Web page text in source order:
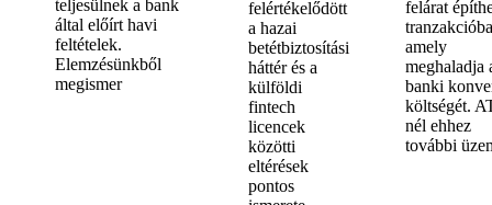
teljesülnek a bank
által előírt havi
feltételek.
Elemzésünkből
megismer
felértékelődött
a hazai
betétbiztosítási
háttér és a
külföldi
fintech
licencek
közötti
eltérések
pontos
felárat
amely
meghaladja
banki
költségét.
nél ehhez
további